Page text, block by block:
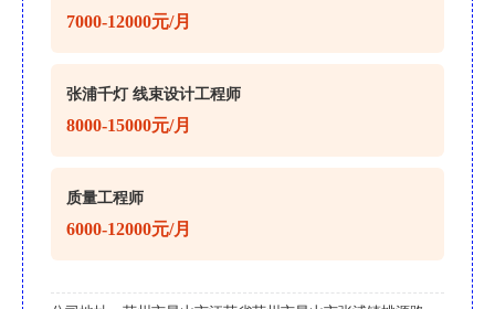
7000-12000元/月
张浦千灯 线束设计工程师
8000-15000元/月
质量工程师
6000-12000元/月